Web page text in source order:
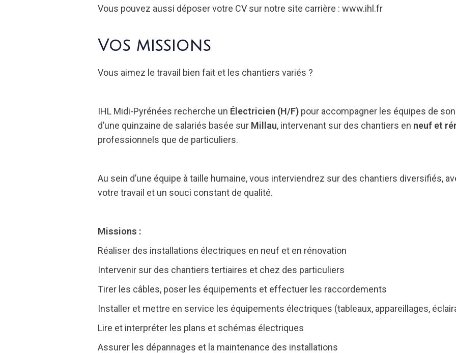
Vous pouvez aussi déposer votre CV sur notre site carrière : www.ihl.fr
Vos missions
Vous aimez le travail bien fait et les chantiers variés ?
IHL Midi-Pyrénées recherche un Électricien (H/F) pour accompagner les équipes de
d’une quinzaine de salariés basée sur Millau, intervenant sur des chantiers en neuf et
professionnels que de particuliers.
Au sein d’une équipe à taille humaine, vous interviendrez sur des chantiers diversifiés,
votre travail et un souci constant de qualité.
Missions :
Réaliser des installations électriques en neuf et en rénovation
Intervenir sur des chantiers tertiaires et chez des particuliers
Tirer les câbles, poser les équipements et effectuer les raccordements
Installer et mettre en service les équipements électriques (tableaux, appareillages,
Lire et interpréter les plans et schémas électriques
Assurer les dépannages et la maintenance des installations